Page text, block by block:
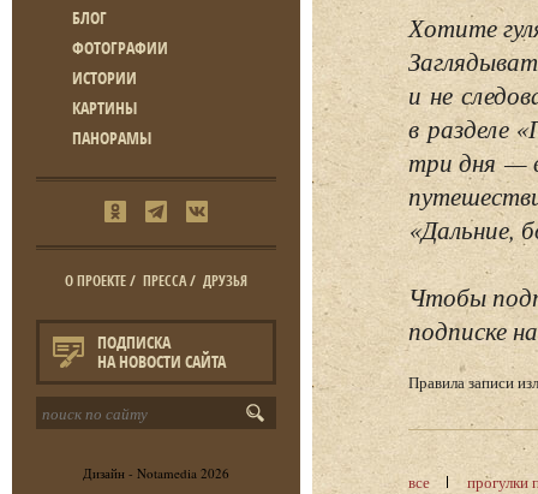
БЛОГ
ФОТОГРАФИИ
ИСТОРИИ
КАРТИНЫ
ПАНОРАМЫ
О ПРОЕКТЕ/ ПРЕССА/ ДРУЗЬЯ
ПОДПИСКА
НА НОВОСТИ САЙТА
Дизайн - Notamedia 2026
Хотите
и не
в разделе
три дня —
«Дальние,
Чтобы
подписке
Правила записи
все прогулки